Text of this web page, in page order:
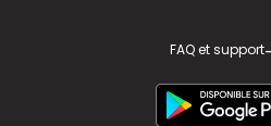
FAQ et support-